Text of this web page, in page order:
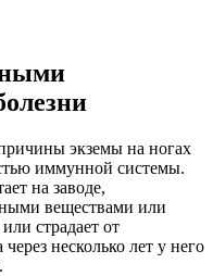
экземы на ногах
иммунной системы.
на заводе,
веществами или
страдает от
несколько лет у него